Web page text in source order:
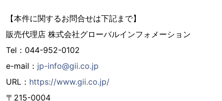
【本件に関するお問合せは下記まで】
販売代理店 株式会社グローバルインフォメーション
Tel：044-952-0102
e-mail： jp-info@gii.co.jp
URL： https://www.gii.co.jp/
〒215-0004